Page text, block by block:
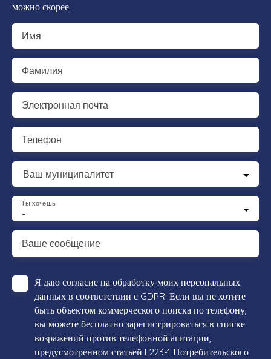
можно скорее.
Имя
Фамилия
Электронная почта
Телефон
Ваш муниципалитет
-
Ты хочешь
Ваше сообщение
Я даю согласие на обработку моих персональных
данных в соответствии с GDPR. Если вы не хотите
быть объектом коммерческого поиска по телефону,
вы можете бесплатно зарегистрироваться в списке
возражений против телефонной агитации,
предусмотренном статьей L223-1 Потребительского